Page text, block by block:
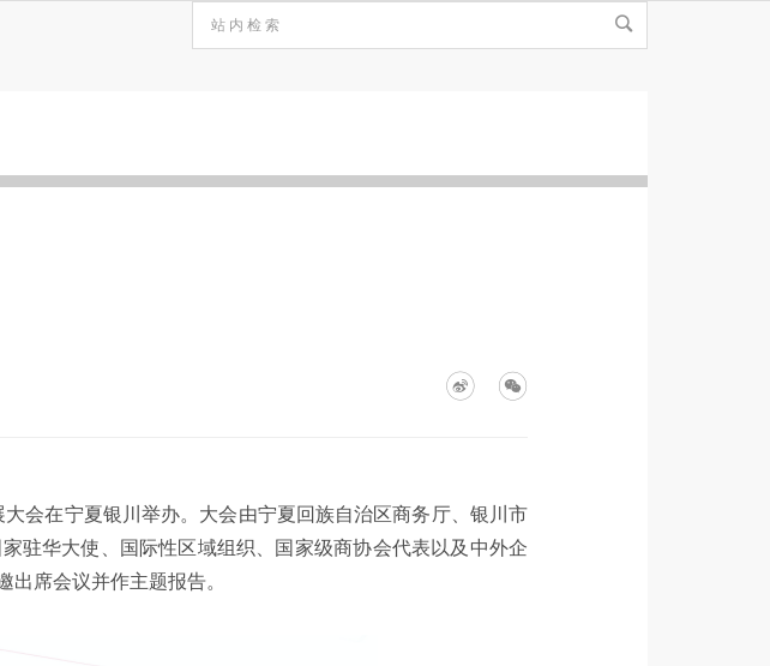
会在宁夏银川举办。大会由宁夏回族自治区商务厅、银川市
驻华大使、国际性区域组织、国家级商协会代表以及中外企
席会议并作主题报告。